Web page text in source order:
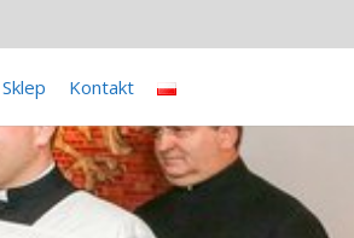
Sklep Kontakt